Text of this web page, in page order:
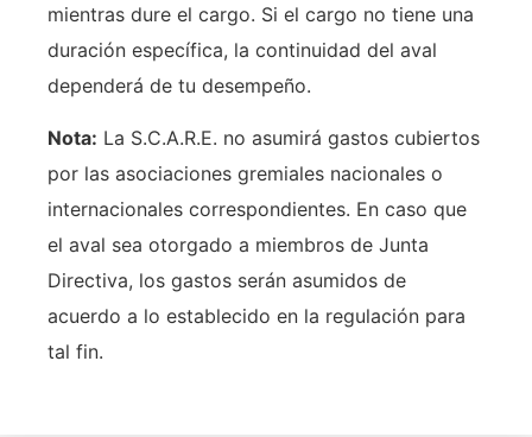
mientras dure el cargo. Si el cargo no tiene una
duración específica, la continuidad del aval
dependerá de tu desempeño.
Nota: La S.C.A.R.E. no asumirá gastos cubiertos
por las asociaciones gremiales nacionales o
internacionales correspondientes. En caso que
el aval sea otorgado a miembros de Junta
Directiva, los gastos serán asumidos de
acuerdo a lo establecido en la regulación para
tal fin.